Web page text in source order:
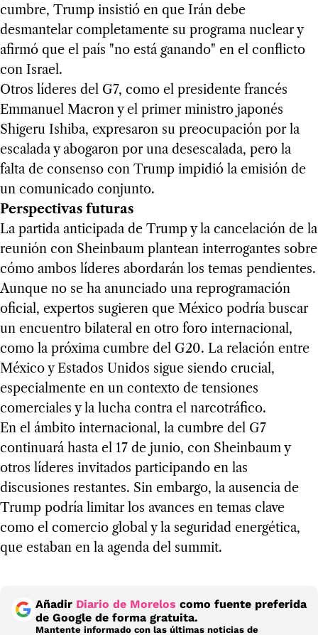
cumbre, Trump insistió en que Irán debe
desmantelar completamente su programa nuclear y
afirmó que el país "no está ganando" en el conflicto
con Israel.
Otros líderes del G7, como el presidente francés
Emmanuel Macron y el primer ministro japonés
Shigeru Ishiba, expresaron su preocupación por la
escalada y abogaron por una desescalada, pero la
falta de consenso con Trump impidió la emisión de
un comunicado conjunto.
Perspectivas futuras
La partida anticipada de Trump y la cancelación de la
reunión con Sheinbaum plantean interrogantes sobre
cómo ambos líderes abordarán los temas pendientes.
Aunque no se ha anunciado una reprogramación
oficial, expertos sugieren que México podría buscar
un encuentro bilateral en otro foro internacional,
como la próxima cumbre del G20. La relación entre
México y Estados Unidos sigue siendo crucial,
especialmente en un contexto de tensiones
comerciales y la lucha contra el narcotráfico.
En el ámbito internacional, la cumbre del G7
continuará hasta el 17 de junio, con Sheinbaum y
otros líderes invitados participando en las
discusiones restantes. Sin embargo, la ausencia de
Trump podría limitar los avances en temas clave
como el comercio global y la seguridad energética,
que estaban en la agenda del summit.
Añadir Diario de Morelos como fuente preferida
de Google de forma gratuita.
Mantente informado con las últimas noticias de